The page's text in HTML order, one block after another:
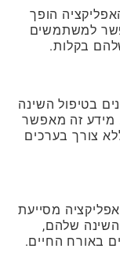
הופך
למשתמשים
בקלות.
בטיפול השינה
מידע זה מאפשר
צורך בערכים
מסייעת
שלהם,
באורח החיים.